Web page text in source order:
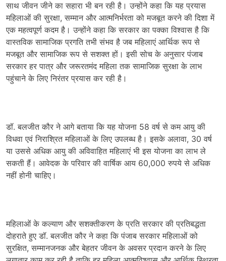
साथ जीवन जीने का सहारा भी बन रही है। उन्होंने कहा कि यह प्रयास
महिलाओं की सुरक्षा, सम्मान और आत्मनिर्भरता को मजबूत करने की दिशा में
एक महत्वपूर्ण कदम है। उन्होंने कहा कि सरकार का पक्का विश्वास है कि
वास्तविक सामाजिक प्रगति तभी संभव है जब महिलाएं आर्थिक रूप से
मजबूत और सामाजिक रूप से सशक्त हों। इसी सोच के अनुसार पंजाब
सरकार हर पात्र और जरूरतमंद महिला तक सामाजिक सुरक्षा के लाभ
पहुंचाने के लिए निरंतर प्रयास कर रही है।
डॉ. बलजीत कौर ने आगे बताया कि यह योजना 58 वर्ष से कम आयु की
विधवा एवं निराश्रित महिलाओं के लिए उपलब्ध है। इसके अलावा, 30 वर्ष
या उससे अधिक आयु की अविवाहित महिलाएं भी इस योजना का लाभ ले
सकती हैं। आवेदक के परिवार की वार्षिक आय 60,000 रुपये से अधिक
नहीं होनी चाहिए।
महिलाओं के कल्याण और सशक्तीकरण के प्रति सरकार की प्रतिबद्धता
दोहराते हुए डॉ. बलजीत कौर ने कहा कि पंजाब सरकार महिलाओं को
सुरक्षित, सम्मानजनक और बेहतर जीवन के अवसर प्रदान करने के लिए